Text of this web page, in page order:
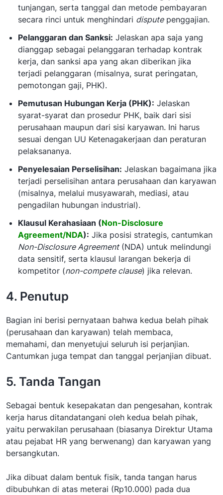
tunjangan, serta tanggal dan metode pembayaran
secara rinci untuk menghindari disputepenggajian.
Pelanggaran dan Sanksi: Jelaskan apa saja yang
dianggap sebagai pelanggaran terhadap kontrak
kerja, dan sanksi apa yang akan diberikan jika
terjadi pelanggaran (misalnya, surat peringatan,
pemotongan gaji, PHK).
Pemutusan Hubungan Kerja (PHK): Jelaskan
syarat-syarat dan prosedur PHK, baik dari sisi
perusahaan maupun dari sisi karyawan. Ini harus
sesuai dengan UU Ketenagakerjaan dan peraturan
pelaksananya.
Penyelesaian Perselisihan: Jelaskan bagaimana jika
terjadi perselisihan antara perusahaan dan karyawan
(misalnya, melalui musyawarah, mediasi, atau
pengadilan hubungan industrial).
Klausul Kerahasiaan (Non-Disclosure
Agreement/NDA): Jika posisi strategis, cantumkan
Non-Disclosure Agreement(NDA) untuk melindungi
data sensitif, serta klausul larangan bekerja di
kompetitor (non-compete clause) jika relevan.
4. Penutup
Bagian ini berisi pernyataan bahwa kedua belah pihak
(perusahaan dan karyawan) telah membaca,
memahami, dan menyetujui seluruh isi perjanjian.
Cantumkan juga tempat dan tanggal perjanjian dibuat.
5. Tanda Tangan
Sebagai bentuk kesepakatan dan pengesahan, kontrak
kerja harus ditandatangani oleh kedua belah pihak,
yaitu perwakilan perusahaan (biasanya Direktur Utama
atau pejabat HR yang berwenang) dan karyawan yang
bersangkutan.
Jika dibuat dalam bentuk fisik, tanda tangan harus
dibubuhkan di atas meterai (Rp10.000) pada dua